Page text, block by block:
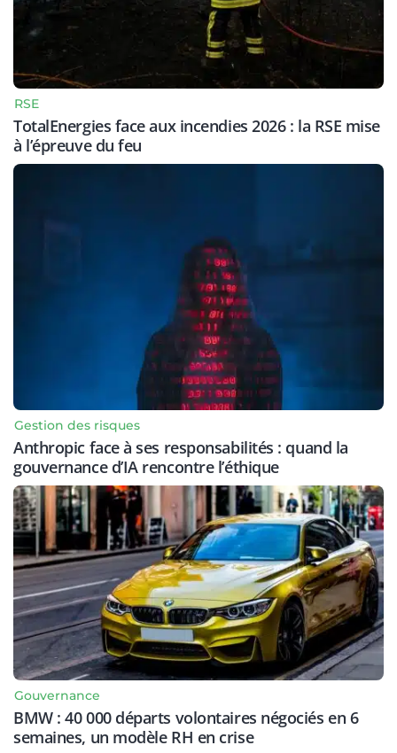
RSE
TotalEnergies face aux incendies 2026 : la RSE mise
à l’épreuve du feu
Gestion des risques
Anthropic face à ses responsabilités : quand la
gouvernance d’IA rencontre l’éthique
Gouvernance
BMW : 40 000 départs volontaires négociés en 6
semaines, un modèle RH en crise